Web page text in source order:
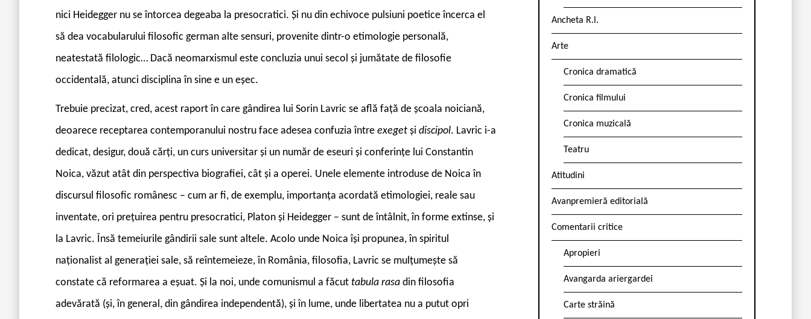
nici Heidegger nu se întorcea degeaba la presocratici. Și nu din echivoce pulsiuni poetice încerca el
să dea vocabularului filosofic german alte sensuri, provenite dintr-o etimologie personală,
neatestată filologic… Dacă neomarxismul este concluzia unui secol și jumătate de filosofie
occidentală, atunci disciplina în sine e un eșec.
Trebuie precizat, cred, acest raport în care gândirea lui Sorin Lavric se află față de școala noiciană,
deoarece receptarea contemporanului nostru face adesea confuzia între exeget și discipol. Lavric i-a
dedicat, desigur, două cărți, un curs universitar și un număr de eseuri și conferințe lui Constantin
Noica, văzut atât din perspectiva biografiei, cât și a operei. Unele elemente introduse de Noica în
discursul filosofic românesc – cum ar fi, de exemplu, importanța acordată etimologiei, reale sau
inventate, ori prețuirea pentru presocratici, Platon și Heidegger – sunt de întâlnit, în forme extinse, și
la Lavric. Însă temeiurile gândirii sale sunt altele. Acolo unde Noica își propunea, în spiritul
naționalist al generației sale, să reîntemeieze, în România, filosofia, Lavric se mulțumește să
constate că reformarea a eșuat. Și la noi, unde comunismul a făcut tabula rasa din filosofia
adevărată (și, în general, din gândirea independentă), și în lume, unde libertatea nu a putut opri
Ancheta R.l.
Arte
Cronica dramatică
Cronica filmului
Cronica muzicală
Teatru
Atitudini
Avanpremieră editorială
Comentarii critice
Apropieri
Avangarda ariergardei
Carte străină